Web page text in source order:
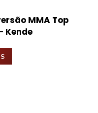
MMA Top
Kende